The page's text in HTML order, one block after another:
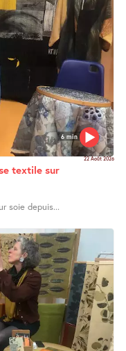
6 min
22 Août 2026
textile sur
soie depuis...